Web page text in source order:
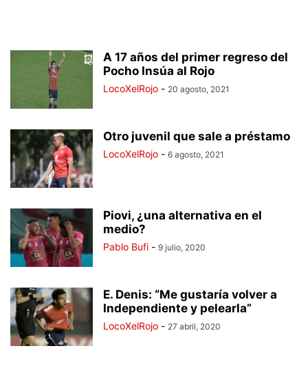
A 17 años del primer regreso del
Pocho Insúa al Rojo
LocoXelRojo - 20 agosto, 2021
Otro juvenil que sale a préstamo
LocoXelRojo - 6 agosto, 2021
Piovi, ¿una alternativa en el
medio?
Pablo Bufi - 9 julio, 2020
E. Denis: “Me gustaría volver a
Independiente y pelearla”
LocoXelRojo - 27 abril, 2020